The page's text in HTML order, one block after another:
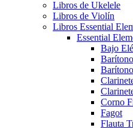
Libros de Ukelele
Libros de Violín
Libros Essential
Essential
Bajo
Corno
Fagot
Flauta